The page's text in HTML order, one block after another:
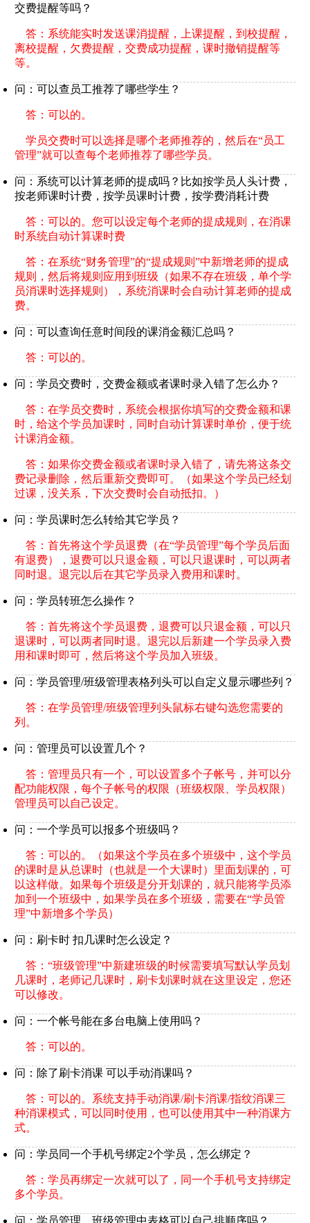
交费提醒等吗？
答：系统能实时发送课消提醒，上课提醒，到校提醒，
离校提醒，欠费提醒，交费成功提醒，课时撤销提醒等
等。
问：可以查员工推荐了哪些学生？
答：可以的。
学员交费时可以选择是哪个老师推荐的，然后在“员工
管理”就可以查每个老师推荐了哪些学员。
问：系统可以计算老师的提成吗？比如按学员人头计费，
按老师课时计费，按学员课时计费，按学费消耗计费
答：可以的。您可以设定每个老师的提成规则，在消课
时系统自动计算课时费
答：在系统“财务管理”的“提成规则”中新增老师的提成
规则，然后将规则应用到班级（如果不存在班级，单个学
员消课时选择规则），系统消课时会自动计算老师的提成
费。
问：可以查询任意时间段的课消金额汇总吗？
答：可以的。
问：学员交费时，交费金额或者课时录入错了怎么办？
答：在学员交费时，系统会根据你填写的交费金额和课
时，给这个学员加课时，同时自动计算课时单价，便于统
计课消金额。
答：如果你交费金额或者课时录入错了，请先将这条交
费记录删除，然后重新交费即可。（如果这个学员已经划
过课，没关系，下次交费时会自动抵扣。）
问：学员课时怎么转给其它学员？
答：首先将这个学员退费（在“学员管理”每个学员后面
有退费），退费可以只退金额，可以只退课时，可以两者
同时退。退完以后在其它学员录入费用和课时。
问：学员转班怎么操作？
答：首先将这个学员退费，退费可以只退金额，可以只
退课时，可以两者同时退。退完以后新建一个学员录入费
用和课时即可，然后将这个学员加入班级。
问：学员管理/班级管理表格列头可以自定义显示哪些列？
答：在学员管理/班级管理列头鼠标右键勾选您需要的
列。
问：管理员可以设置几个？
答：管理员只有一个，可以设置多个子帐号，并可以分
配功能权限，每个子帐号的权限（班级权限、学员权限）
管理员可以自己设定。
问：一个学员可以报多个班级吗？
答：可以的。（如果这个学员在多个班级中，这个学员
的课时是从总课时（也就是一个大课时）里面划课的，可
以这样做。如果每个班级是分开划课的，就只能将学员添
加到一个班级中，如果学员在多个班级，需要在“学员管
理”中新增多个学员）
问：刷卡时 扣几课时怎么设定？
答：“班级管理”中新建班级的时候需要填写默认学员划
几课时，老师记几课时，刷卡划课时就在这里设定，您还
可以修改。
问：一个帐号能在多台电脑上使用吗？
答：可以的。
问：除了刷卡消课 可以手动消课吗？
答：可以的。系统支持手动消课/刷卡消课/指纹消课三
种消课模式，可以同时使用，也可以使用其中一种消课方
式。
问：学员同一个手机号绑定2个学员，怎么绑定？
答：学员再绑定一次就可以了，同一个手机号支持绑定
多个学员。
问：学员管理，班级管理中表格可以自己排顺序吗？